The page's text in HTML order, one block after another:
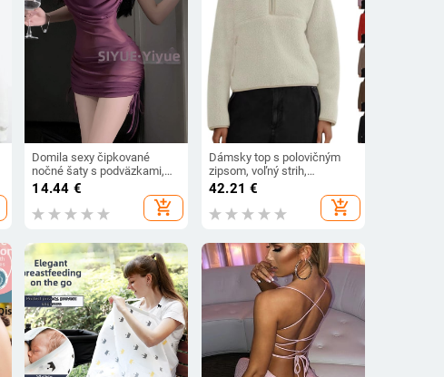
Domila sexy čipkované
nočné šaty s podväzkami,
viazaním na pás a pokrytím
14.44 €
add_shopping_cart
Dámsky top s polovičným
zipsom, voľný strih,
univerzálny ležérny vrchný
42.21 €
add_shopping_cart